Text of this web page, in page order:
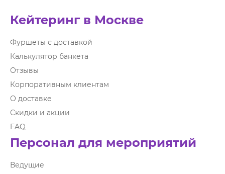
Кейтеринг в Москве
Фуршеты с доставкой
Калькулятор банкета
Отзывы
Корпоративным клиентам
О доставке
Скидки и акции
FAQ
Персонал для мероприятий
Ведущие